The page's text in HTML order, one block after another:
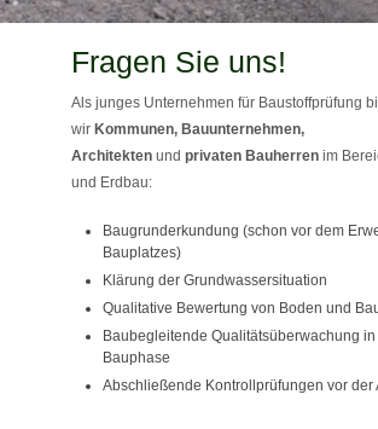
Fragen Sie uns!
Als junges Unternehmen für Baustoffprüfung
wir Kommunen, Bauunternehmen,
Architekten und privaten Bauherren im
und Erdbau:
Baugrunderkundung (schon vor dem
Bauplatzes)
Klärung der Grundwassersituation
Qualitative Bewertung von Boden und
Baubegleitende Qualitätsüberwachung in
Bauphase
Abschließende Kontrollprüfungen vor der